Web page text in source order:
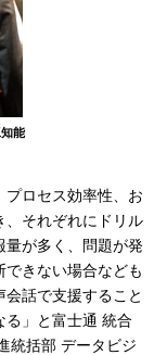
能
ロセス効率性、お
、それぞれにドリル
量が多く、問題が発
きない場合なども
話で支援すること
る」と富士通 統合
統括部 データビジ